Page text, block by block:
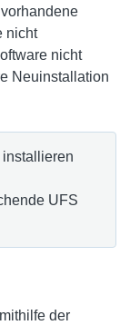
nicht
nicht
Neuinstallation
UFS
der